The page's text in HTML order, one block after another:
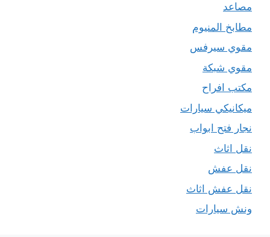
مصاعد
مطابخ المنيوم
مقوي سيرفس
مقوي شبكة
مكتب افراح
ميكانيكي سيارات
نجار فتح ابواب
نقل اثاث
نقل عفش
نقل عفش اثاث
ونش سيارات